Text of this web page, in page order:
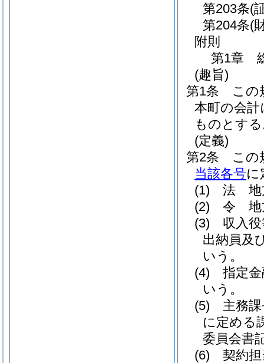
第203条(
第204条(
附則
第1章
(趣旨)
第1条
この
本町の会
ものとす
(定義)
第2条
この
当該各号に
(1)
法 地
(2)
令 地
(3)
収入
出納員及
いう。
(4)
指定
いう。
(5)
主務
に定める
委員会書
(6)
契約